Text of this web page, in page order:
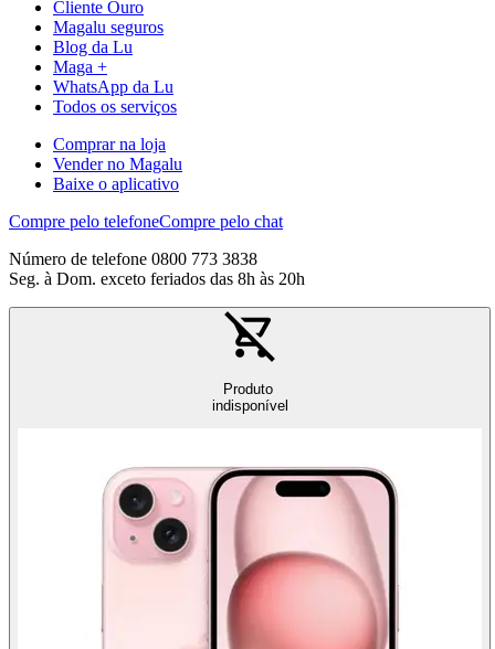
Cliente Ouro
Magalu seguros
Blog da Lu
Maga +
WhatsApp da Lu
Todos os serviços
Comprar na loja
Vender no Magalu
Baixe o aplicativo
Compre pelo telefoneCompre pelo chat
Número de telefone 0800 773 3838
Seg. à Dom. exceto feriados das 8h às 20h
Produto
indisponível